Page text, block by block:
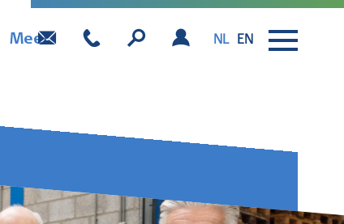
Meer NL EN